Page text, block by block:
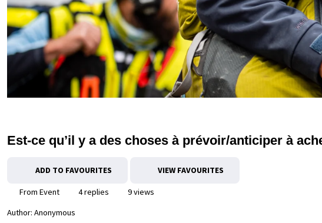
Est-ce qu’il y a des choses à prévoir/anticiper à
ADD TO FAVOURITES VIEW FAVOURITES
From Event 4 replies
9 views
Author: Anonymous